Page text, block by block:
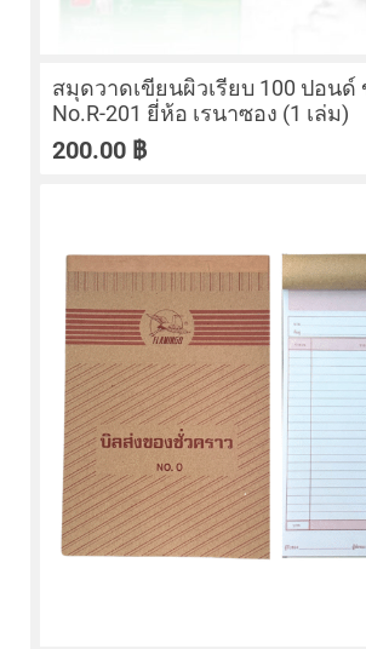
สมุดวาดเขียนผิวเรียบ 100 ปอนด์
No.R-201 ยี่ห้อ เรนาซอง (1 เล่ม)
200.00 ฿